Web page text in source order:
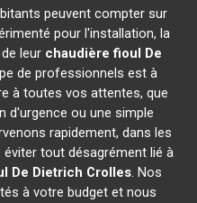
peuvent compter sur
pour l'installation, la
leur chaudière fioul De
de professionnels est à
à toutes vos attentes, que
d'urgence ou une simple
rapidement, dans les
tout désagrément lié à
De Dietrich Crolles. Nos
à votre budget et nous